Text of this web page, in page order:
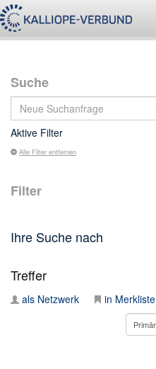
Suche
Aktive Filter
Alle Filter entfernen
Filter
Ihre Suche nach
Treffer
als Netzwerk in Merkliste